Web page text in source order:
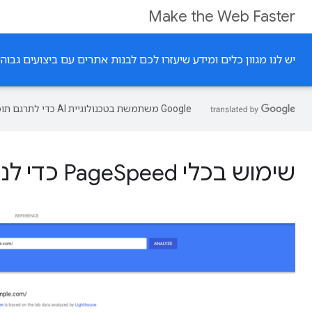
Make the Web Faster
יש לנו מגוון כלים ומידע שיעזרו לכם לבנות אתרים עם ביצועים
‫Google משתמשת בטכנולוגיית AI כדי לתרגם תוכן לשפה המועדפת עליך. בתרגומים כאלו עשויות להיות שגיאות.
שימוש בכלי PageSpeed כדי לנתח את האתר ולבצע אופטימיזציה שלו